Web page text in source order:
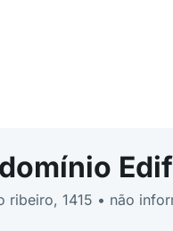
ribeiro, 1415 • não